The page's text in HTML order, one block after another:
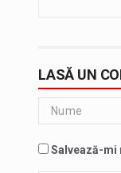
LASĂ UN
Salvează-mi